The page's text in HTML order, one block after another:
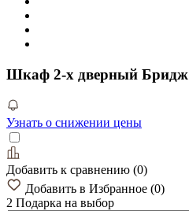
Шкаф 2-х дверный Бридж
Узнать о снижении цены
Добавить к сравнению (0)
Добавить в Избранное (0)
2 Подарка на выбор